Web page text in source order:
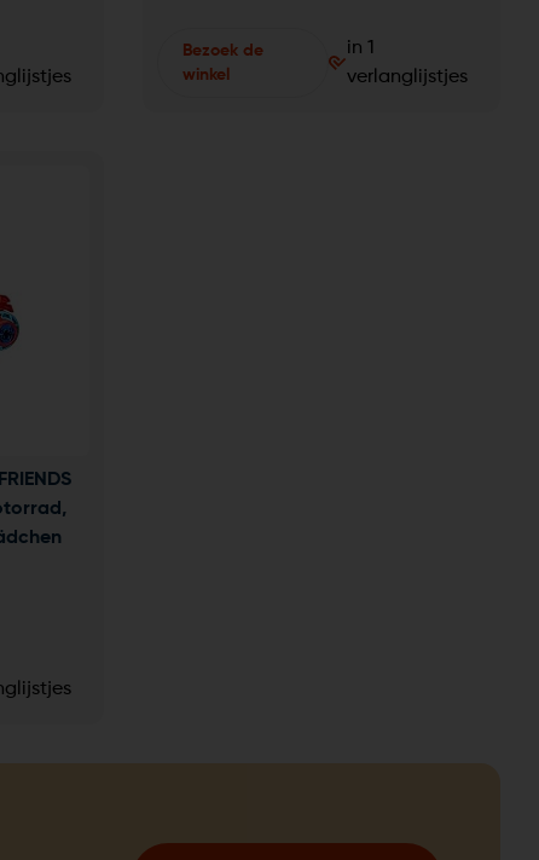
Bezoek de
winkel
in 1
verlanglijstjes